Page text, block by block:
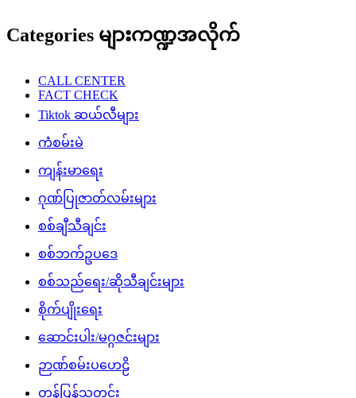
Categories များကဏ္ဍအလိုက်
CALL CENTER
FACT CHECK
Tiktok ဆယ်လီများ
ကံစမ်းမဲ
ကျန်းမာရေး
ဂုဏ်ပြုဇာတ်လမ်းများ
စစ်ချီသီချင်း
စစ်ဘက်ဥပဒေ
စစ်သည်ရေး/ဆိုသီချင်းများ
စိုက်ပျိုးရေး
ဆောင်းပါး/မဂ္ဂဇင်းများ
ဉာဏ်စမ်းပဟေဠိ
တန်ပြန်သတင်း